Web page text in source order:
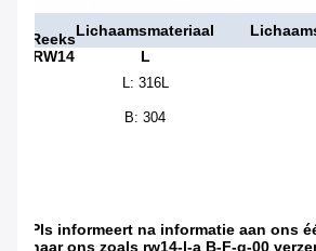
ReeksLichaamsmateriaal
RW14
L
L: 316L
B: 304
Pls informeert na informatie aan ons
naar ons zoals rw14-l-a B-F-g-00